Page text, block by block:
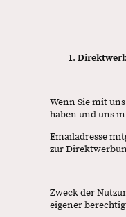
Wenn Sie mit
haben und uns
Emailadresse
zur
Zweck der
eigener